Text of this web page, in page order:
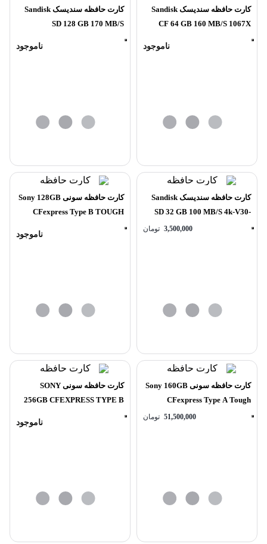
کارت حافظه سندیسک Sandisk
CF 64 GB 160 MB/S 1067X
ناموجود
کارت حافظه سندیسک Sandisk
SD 128 GB 170 MB/S
ناموجود
کارت حافظه سندیسک Sandisk
SD 32 GB 100 MB/S 4k-V30-
3,500,000 تومان
کارت حافظه سونی Sony 128GB
CFexpress Type B TOUGH
ناموجود
کارت حافظه سونی Sony 160GB
CFexpress Type A Tough
51,500,000 تومان
کارت حافظه سونی SONY
256GB CFEXPRESS TYPE B
ناموجود